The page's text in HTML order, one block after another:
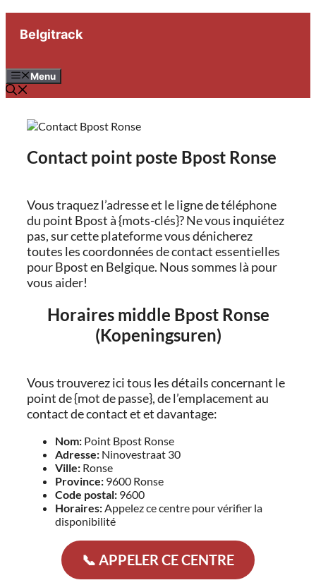
contenu
Belgitrack
Menu
Contact point poste Bpost Ronse
Vous traquez l’adresse et le ligne de téléphone
du point Bpost à {mots-clés}? Ne vous inquiétez
pas, sur cette plateforme vous dénicherez
toutes les coordonnées de contact essentielles
pour Bpost en Belgique. Nous sommes là pour
vous aider!
Horaires middle Bpost Ronse
(Kopeningsuren)
Vous trouverez ici tous les détails concernant le
point de {mot de passe}, de l’emplacement au
contact de contact et et davantage:
Nom: Point Bpost Ronse
Adresse: Ninovestraat 30
Ville: Ronse
Province: 9600 Ronse
Code postal: 9600
Horaires:Appelez ce centre pour vérifier la
disponibilité
📞 APPELER CE CENTRE